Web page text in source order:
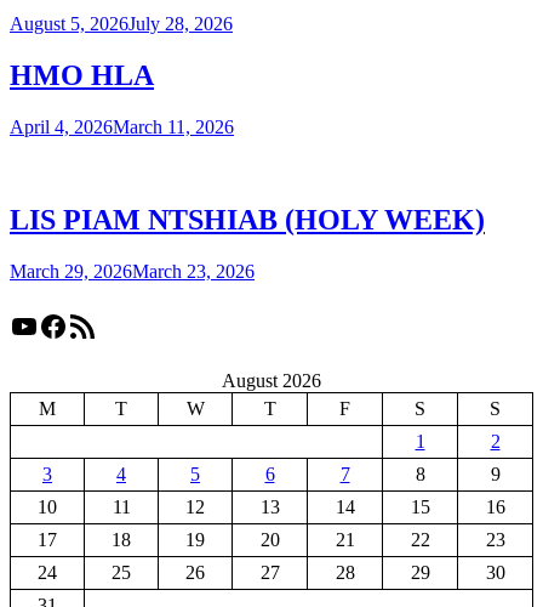
August 5, 2026July 28, 2026
HMO HLA
April 4, 2026March 11, 2026
LIS PIAM NTSHIAB (HOLY WEEK)
March 29, 2026March 23, 2026
YouTube
Facebook
RSS Feed
August 2026
M
T W T F S
S
1
2
3
4 5 6 7 8
9
10
11 12 13 14 15
16
17
18 19 20 21 22
23
24
25 26 27 28 29
30